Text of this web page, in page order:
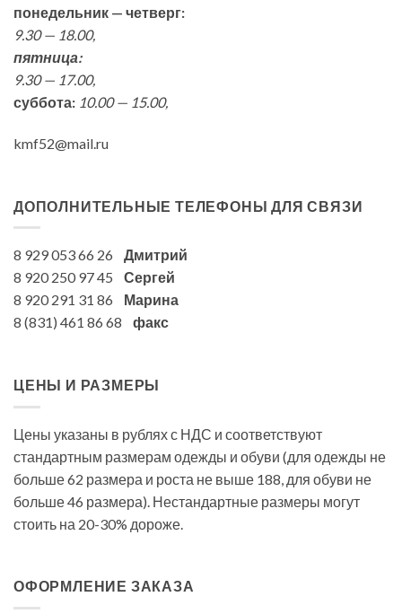
понедельник — четверг:
9.30 — 18.00,
пятница:
9.30 — 17.00,
суббота: 10.00 — 15.00,
kmf52@mail.ru
ДОПОЛНИТЕЛЬНЫЕ ТЕЛЕФОНЫ ДЛЯ СВЯЗИ
8 929 053 66 26 Дмитрий
8 920 250 97 45 Сергей
8 920 291 31 86 Марина
8 (831) 461 86 68 факс
ЦЕНЫ И РАЗМЕРЫ
Цены указаны в рублях с НДС и соответствуют
стандартным размерам одежды и обуви (для одежды не
больше 62 размера и роста не выше 188, для обуви не
больше 46 размера). Нестандартные размеры могут
стоить на 20-30% дороже.
ОФОРМЛЕНИЕ ЗАКАЗА